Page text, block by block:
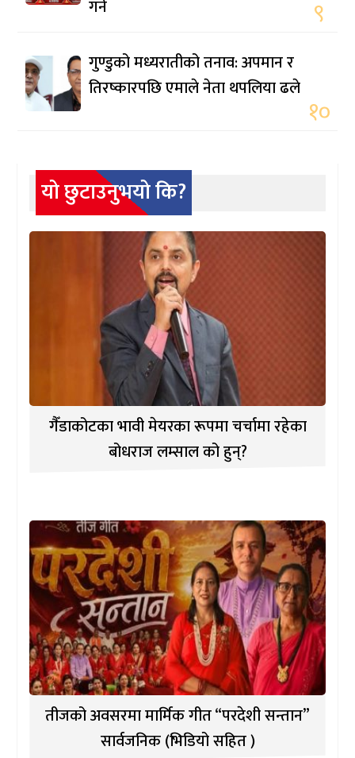
गर्ने ९
गुण्डुको मध्यरातीको तनाव: अपमान र
तिरष्कारपछि एमाले नेता थपलिया ढले
१०
यो छुटाउनुभयो कि?
गैँडाकोटका भावी मेयरका रूपमा चर्चामा रहेका
बोधराज लम्साल को हुन्?
तीजको अवसरमा मार्मिक गीत “परदेशी सन्तान”
सार्वजनिक (भिडियो सहित )